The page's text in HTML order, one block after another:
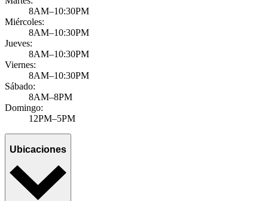
8AM–10:30PM
Miércoles:
8AM–10:30PM
Jueves:
8AM–10:30PM
Viernes:
8AM–10:30PM
Sábado:
8AM–8PM
Domingo:
12PM–5PM
Ubicaciones